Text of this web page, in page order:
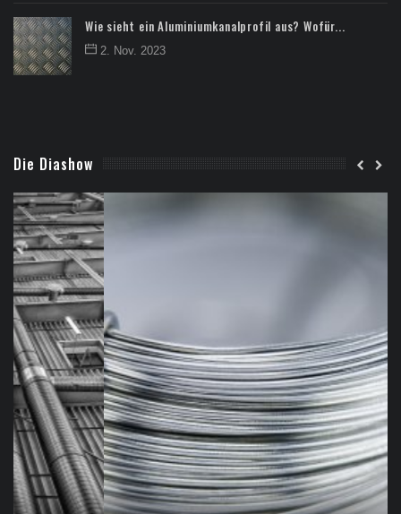
Wie sieht ein Aluminiumkanalprofil aus? Wofür...
2. Nov. 2023
Die Diashow